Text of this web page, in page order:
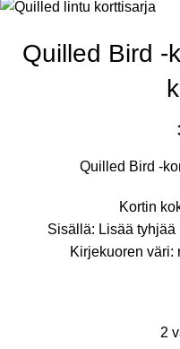
Quilled Bird -
Quilled Bird -
Kortin
Sisällä: Lisää tyhjää
Kirjekuoren väri:
2